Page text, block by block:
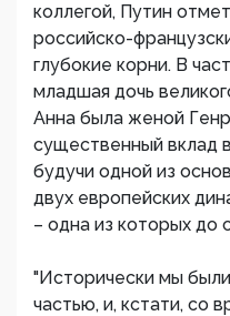
коллегой, Путин
российско-
глубокие корни. В
младшая дочь
Анна была женой
существенный вклад
будучи одной из
двух европейских
– одна из которых до
"Исторически мы
частью, и, кстати, со